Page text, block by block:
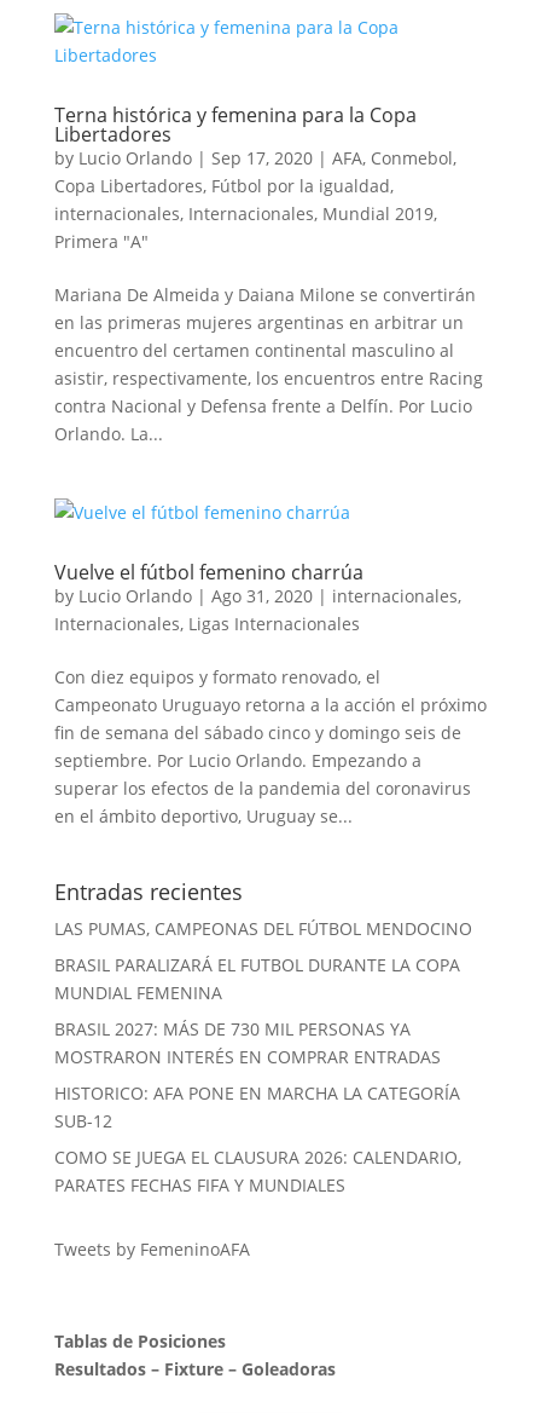
Terna histórica y femenina para la Copa
Libertadores
by Lucio Orlando| Sep 17, 2020| AFA, Conmebol,
Copa Libertadores, Fútbol por la igualdad,
internacionales, Internacionales, Mundial 2019,
Primera "A"
Mariana De Almeida y Daiana Milone se convertirán
en las primeras mujeres argentinas en arbitrar un
encuentro del certamen continental masculino al
asistir, respectivamente, los encuentros entre Racing
contra Nacional y Defensa frente a Delfín. Por Lucio
Orlando. La...
Vuelve el fútbol femenino charrúa
by Lucio Orlando| Ago 31, 2020| internacionales,
Internacionales, Ligas Internacionales
Con diez equipos y formato renovado, el
Campeonato Uruguayo retorna a la acción el próximo
fin de semana del sábado cinco y domingo seis de
septiembre. Por Lucio Orlando. Empezando a
superar los efectos de la pandemia del coronavirus
en el ámbito deportivo, Uruguay se...
Entradas recientes
LAS PUMAS, CAMPEONAS DEL FÚTBOL MENDOCINO
BRASIL PARALIZARÁ EL FUTBOL DURANTE LA COPA
MUNDIAL FEMENINA
BRASIL 2027: MÁS DE 730 MIL PERSONAS YA
MOSTRARON INTERÉS EN COMPRAR ENTRADAS
HISTORICO: AFA PONE EN MARCHA LA CATEGORÍA
SUB-12
COMO SE JUEGA EL CLAUSURA 2026: CALENDARIO,
PARATES FECHAS FIFA Y MUNDIALES
Tweets by FemeninoAFA
Tablas de Posiciones
Resultados– Fixture– Goleadoras